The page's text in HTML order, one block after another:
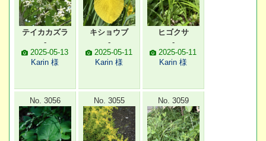
テイカカズラ
-
2025-05-13
Karin 様
キショウブ
-
2025-05-11
Karin 様
ヒゴクサ
-
2025-05-11
Karin 様
No. 3056 No. 3055 No. 3059